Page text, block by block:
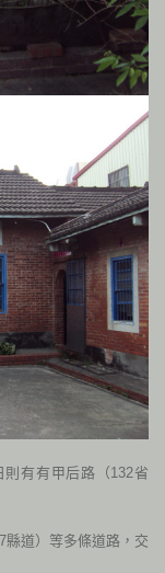
則有有甲后路（132省
縣道）等多條道路，交